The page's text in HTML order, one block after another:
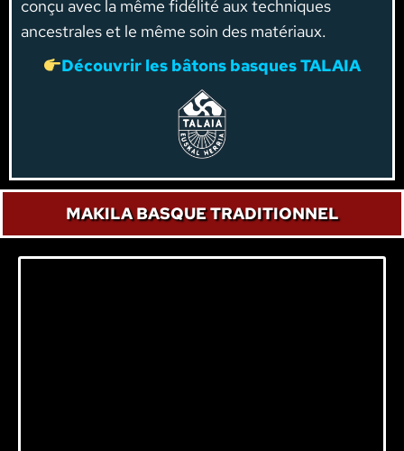
conçu avec la même fidélité aux techniques
ancestrales et le même soin des matériaux.
Découvrir les bâtons basques TALAIA
MAKILA BASQUE TRADITIONNEL